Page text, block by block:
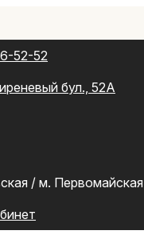
52-52
бул., 52А
/ м. Первомайская